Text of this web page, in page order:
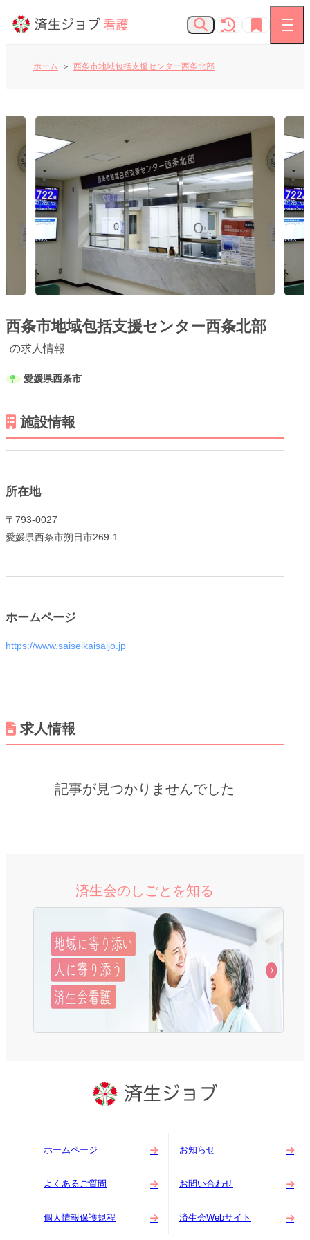
お知らせ
よくあるご質問
済生会Webサイト
済生会のしごとを知る
ホーム 西条市地域包括支援センター西条北部
西条市地域包括支援センター西条北部
の求人情報
愛媛県西条市
施設情報
所在地
〒793-0027
愛媛県西条市朔日市269-1
ホームページ
https://www.saiseikaisaijo.jp
求人情報
記事が見つかりませんでした
済生会のしごとを知る
ホームページ お知らせ
よくあるご質問 お問い合わせ
個人情報保護規程 済生会Webサイト